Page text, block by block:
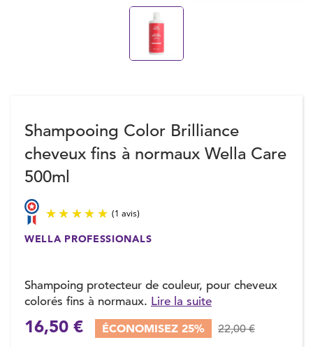
Shampooing Color Brilliance
cheveux fins à normaux Wella Care
500ml
(1 avis)
WELLA PROFESSIONALS
Shampoing protecteur de couleur, pour cheveux
colorés fins à normaux. Lire la suite
16,50 € ÉCONOMISEZ 25% 22,00 €